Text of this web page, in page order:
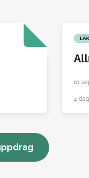
01
4